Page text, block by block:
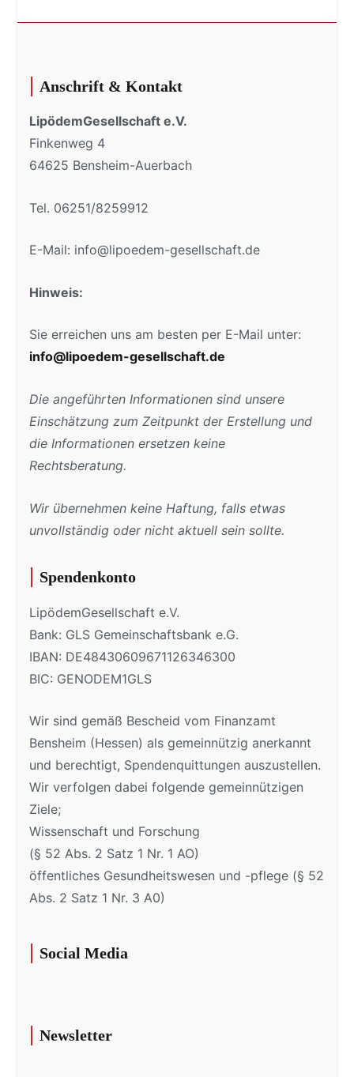
Anschrift & Kontakt
LipödemGesellschaft e.V.
Finkenweg 4
64625 Bensheim-Auerbach
Tel. 06251/8259912
E-Mail: info@lipoedem-gesellschaft.de
Hinweis:
Sie erreichen uns am besten per E-Mail unter:
info@lipoedem-gesellschaft.de
Die angeführten Informationen sind unsere
Einschätzung zum Zeitpunkt der Erstellung und
die Informationen ersetzen keine
Rechtsberatung.
Wir übernehmen keine Haftung, falls etwas
unvollständig oder nicht aktuell sein sollte.
Spendenkonto
LipödemGesellschaft e.V.
Bank: GLS Gemeinschaftsbank e.G.
IBAN: DE48430609671126346300
BIC: GENODEM1GLS
Wir sind gemäß Bescheid vom Finanzamt
Bensheim (Hessen) als gemeinnützig anerkannt
und berechtigt, Spendenquittungen auszustellen.
Wir verfolgen dabei folgende gemeinnützigen
Ziele;
Wissenschaft und Forschung
(§ 52 Abs. 2 Satz 1 Nr. 1 AO)
öffentliches Gesundheitswesen und -pflege (§ 52
Abs. 2 Satz 1 Nr. 3 A0)
Social Media
Newsletter